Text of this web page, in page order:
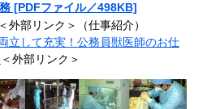
[PDFファイル／498KB]
＜外部リンク＞
（仕事紹介）
立して充実！公務員獣医師のお仕
＜外部リンク＞